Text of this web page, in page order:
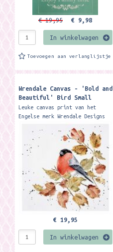
€ 19,95 € 9,98
In winkelwagen
Toevoegen aan verlanglijstje
Wrendale Canvas - 'Bold and
Beautiful' Bird Small
Canvas
Leuke canvas print van het
Engelse merk Wrendale Designs
This fabulous fine art quality
canvas print features the 'Bold
and Beautiful'...
€ 19,95
In winkelwagen